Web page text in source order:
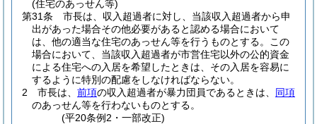
(住宅のあっせん等)
第31条
市長は、収入超過者に対し、当該収入超過者から申
出があった場合その他必要があると認める場合において
は、他の適当な住宅のあっせん等を行うものとする。
この
場合において、当該収入超過者が市営住宅以外の公的資金
による住宅への入居を希望したときは、その入居を容易に
するように特別の配慮をしなければならない。
2
市長は、 前項の収入超過者が暴力団員であるときは、 同項
のあっせん等を行わないものとする。
(平20条例2・一部改正)